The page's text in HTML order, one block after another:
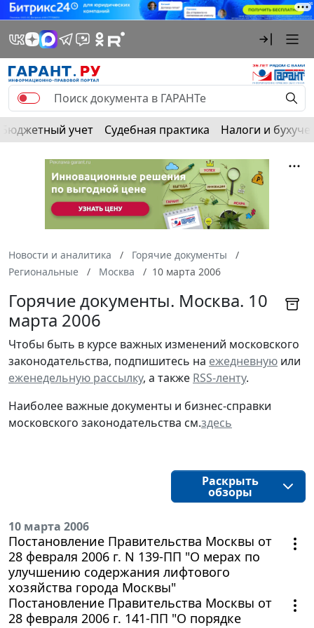
Бюджетный учет Судебная практика Налоги и
Новости и аналитика
Горячие документы
Региональные
Москва 10 марта 2006
Горячие документы. Москва. 10
марта 2006
Чтобы быть в курсе важных изменений московского
законодательства, подпишитесь на ежедневную или
еженедельную рассылку, а также RSS-ленту.
Наиболее важные документы и бизнес-справки
московского законодательства см.здесь
Раскрыть
обзоры
10 марта 2006
Постановление Правительства Москвы от
28 февраля 2006 г. N 139-ПП "О мерах по
улучшению содержания лифтового
хозяйства города Москвы"
Постановление Правительства Москвы от
28 февраля 2006 г. 141-ПП "О порядке